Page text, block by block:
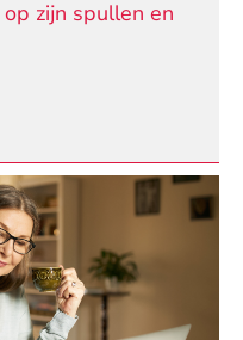
zijn spullen en